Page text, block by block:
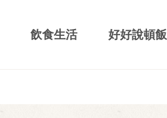
飲食生活 好好說頓飯